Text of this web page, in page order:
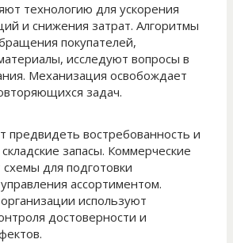
технологию для ускорения
и снижения затрат. Алгоритмы
покупателей,
исследуют вопросы в
Механизация освобождает
задач.
предвидеть востребованность и
запасы. Коммерческие
для подготовки
ассортиментом.
используют
достоверности и